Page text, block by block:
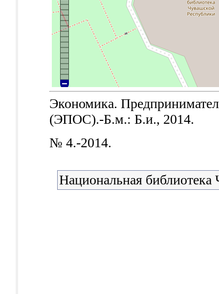
Экономика.
(ЭПОС).-Б.м.: Б.и., 2014.
№ 4.-2014.
Национальная